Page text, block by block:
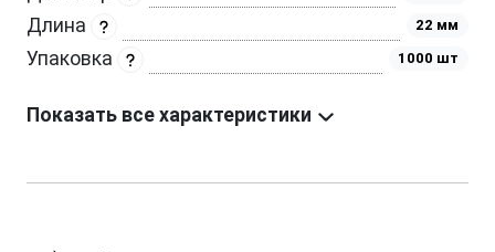
Длина 22 мм
Упаковка 1000 шт
Показать все характеристики